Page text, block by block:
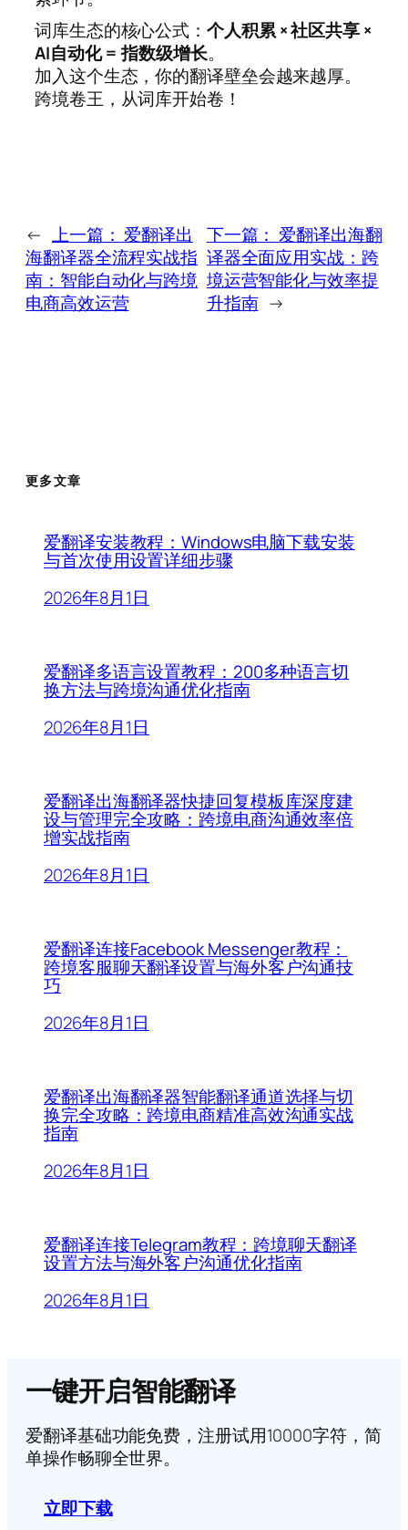
词库生态的核心公式： 个人积累 × 社区共享 ×
AI自动化 = 指数级增长。
加入这个生态，你的翻译壁垒会越来越厚。
跨境卷王，从词库开始卷！
← 上一篇： 爱翻译出
海翻译器全流程实战指
南：智能自动化与跨境
电商高效运营
下一篇： 爱翻译出海翻
译器全面应用实战：跨
境运营智能化与效率提
升指南 →
更多文章
爱翻译安装教程：Windows电脑下载安装
与首次使用设置详细步骤
2026年8月1日
爱翻译多语言设置教程：200多种语言切
换方法与跨境沟通优化指南
2026年8月1日
爱翻译出海翻译器快捷回复模板库深度建
设与管理完全攻略：跨境电商沟通效率倍
增实战指南
2026年8月1日
爱翻译连接Facebook Messenger教程：
跨境客服聊天翻译设置与海外客户沟通技
巧
2026年8月1日
爱翻译出海翻译器智能翻译通道选择与切
换完全攻略：跨境电商精准高效沟通实战
指南
2026年8月1日
爱翻译连接Telegram教程：跨境聊天翻译
设置方法与海外客户沟通优化指南
2026年8月1日
一键开启智能翻译
爱翻译基础功能免费，注册试用10000字符，简
单操作畅聊全世界。
立即下载